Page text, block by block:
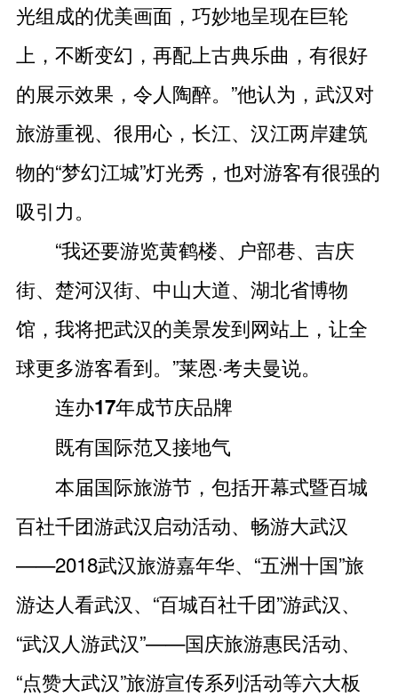
光组成的优美画面，巧妙地呈现在巨轮
上，不断变幻，再配上古典乐曲，有很好
的展示效果，令人陶醉。”他认为，武汉对
旅游重视、很用心，长江、汉江两岸建筑
物的“梦幻江城”灯光秀，也对游客有很强的
吸引力。
“我还要游览黄鹤楼、户部巷、吉庆
街、楚河汉街、中山大道、湖北省博物
馆，我将把武汉的美景发到网站上，让全
球更多游客看到。”莱恩·考夫曼说。
连办17年成节庆品牌
既有国际范又接地气
本届国际旅游节，包括开幕式暨百城
百社千团游武汉启动活动、畅游大武汉
——2018武汉旅游嘉年华、“五洲十国”旅
游达人看武汉、“百城百社千团”游武汉、
“武汉人游武汉”——国庆旅游惠民活动、
“点赞大武汉”旅游宣传系列活动等六大板